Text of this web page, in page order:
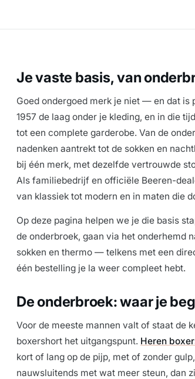
Je vaste basis, van
Goed ondergoed merk je niet — en dat is
1957 de laag onder je kleding, en in die
tot een complete garderobe. Van de
nadenken aantrekt tot de sokken en
bij één merk, met dezelfde vertrouwde
Als familiebedrijf en officiële Beeren-
van klassiek tot modern en in maten die
Op deze pagina helpen we je die basis
de onderbroek, gaan via het onderhemd
sokken en thermo — telkens met een
één bestelling je la weer compleet hebt.
De onderbroek: waar je
Voor de meeste mannen valt of staat de
boxershort het uitgangspunt. Heren
kort of lang op de pijp, met of zonder
nauwsluitends met wat meer steun, dan